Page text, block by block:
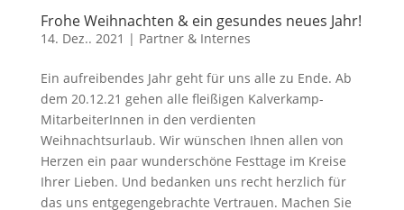
Frohe Weihnachten & ein gesundes neues Jahr!
14. Dez.. 2021 | Partner & Internes
Ein aufreibendes Jahr geht für uns alle zu Ende. Ab
dem 20.12.21 gehen alle fleißigen Kalverkamp-
MitarbeiterInnen in den verdienten
Weihnachtsurlaub. Wir wünschen Ihnen allen von
Herzen ein paar wunderschöne Festtage im Kreise
Ihrer Lieben. Und bedanken uns recht herzlich für
das uns entgegengebrachte Vertrauen. Machen Sie